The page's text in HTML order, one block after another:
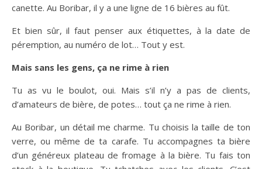
canette. Au Boribar, il y a une ligne de 16 bières au fût.
Et bien sûr, il faut penser aux étiquettes, à la date de
péremption, au numéro de lot… Tout y est.
Mais sans les gens, ça ne rime à rien
Tu as vu le boulot, oui. Mais s’il n’y a pas de clients,
d’amateurs de bière, de potes… tout ça ne rime à rien.
Au Boribar, un détail me charme. Tu choisis la taille de ton
verre, ou même de ta carafe. Tu accompagnes ta bière
d’un généreux plateau de fromage à la bière. Tu fais ton